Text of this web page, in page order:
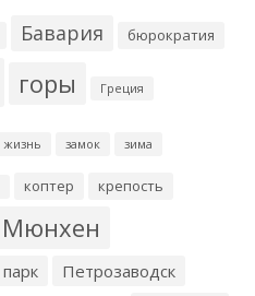
Бавария бюрократия
горы Греция
жизнь замок зима
коптер крепость
Мюнхен
парк Петрозаводск